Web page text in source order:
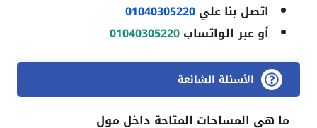
اتصل بنا علي01040305220
أو عبر الواتساب01040305220
الأسئلة الشائعة
ما هي المساحات المتاحة داخل مول